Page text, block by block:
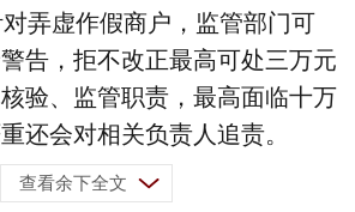
弄虚作假商户，监管部门可
告，拒不改正最高可处三万元
验、监管职责，最高面临十万
还会对相关负责人追责。
查看余下全文